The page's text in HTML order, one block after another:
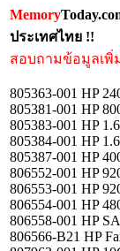
Memory
ประเทศไทย !!
สอบถามข้อมูลเพิ่
805363-001 HP
805381-001 HP
805383-001 HP
805384-001 HP
805387-001 HP
806552-001 HP
806553-001 HP
806554-001 HP
806558-001 HP
806566-B21 HP